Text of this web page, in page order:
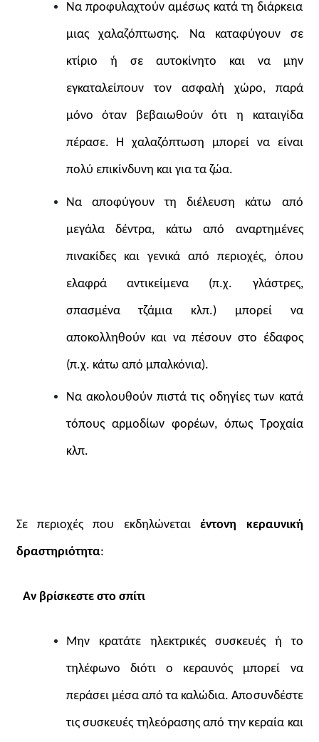
Να προφυλαχτούν αμέσως κατά τη διάρκεια
μιας χαλαζόπτωσης. Να καταφύγουν σε
κτίριο ή σε αυτοκίνητο και να μην
εγκαταλείπουν τον ασφαλή χώρο, παρά
μόνο όταν βεβαιωθούν ότι η καταιγίδα
πέρασε. Η χαλαζόπτωση μπορεί να είναι
πολύ επικίνδυνη και για τα ζώα.
Να αποφύγουν τη διέλευση κάτω από
μεγάλα δέντρα, κάτω από αναρτημένες
πινακίδες και γενικά από περιοχές, όπου
ελαφρά αντικείμενα (π.χ. γλάστρες,
σπασμένα τζάμια κλπ.) μπορεί να
αποκολληθούν και να πέσουν στο έδαφος
(π.χ. κάτω από μπαλκόνια).
Να ακολουθούν πιστά τις οδηγίες των κατά
τόπους αρμοδίων φορέων, όπως Τροχαία
κλπ.
Σε περιοχές που εκδηλώνεταιέντονη κεραυνική
δραστηριότητα:
Αν βρίσκεστε στο σπίτι
Μην κρατάτε ηλεκτρικές συσκευές ή το
τηλέφωνο διότι ο κεραυνός μπορεί να
περάσει μέσα από τα καλώδια. Αποσυνδέστε
τις συσκευές τηλεόρασης από την κεραία και